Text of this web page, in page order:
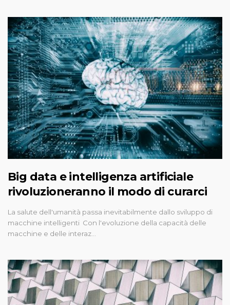
Big data e intelligenza artificiale
rivoluzioneranno il modo di curarci
La salute dell'umanità passa inevitabilmente dallo sviluppo di
macchine intelligenti Con l'evoluzione della capacità delle
macchine e delle interaz…